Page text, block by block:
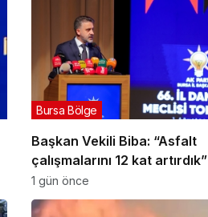
Başkan Vekili Biba: “Asfalt
çalışmalarını 12 kat artırdık”
Bursa Bölge
1 gün önce